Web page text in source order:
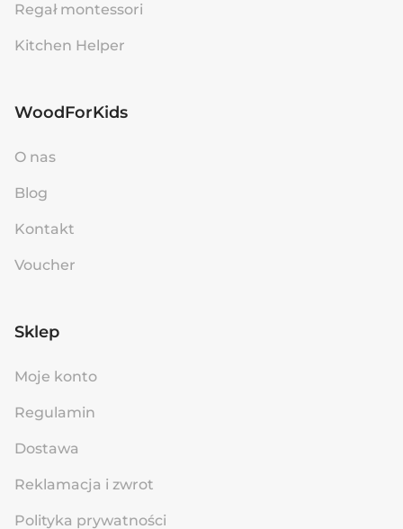
Regał montessori
Kitchen Helper
WoodForKids
O nas
Blog
Kontakt
Voucher
Sklep
Moje konto
Regulamin
Dostawa
Reklamacja i zwrot
Polityka prywatności